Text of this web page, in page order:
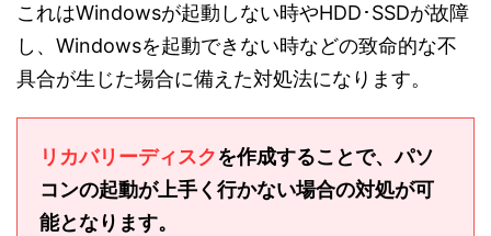
これはWindowsが起動しない時やHDD･SSDが故障
し、Windowsを起動できない時などの致命的な不
具合が生じた場合に備えた対処法になります。
リカバリーディスクを作成することで、パソ
コンの起動が上手く行かない場合の対処が可
能となります。